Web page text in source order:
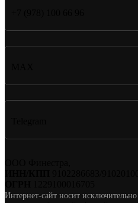
Интернет-сайт носит